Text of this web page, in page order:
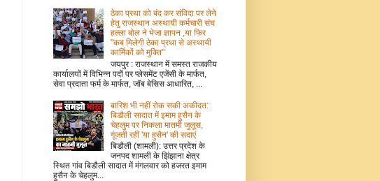
ठेका प्रथा को बंद कर संविदा पर लेने
हेतु राजस्थान अस्थायी कर्मचारी संघ
हल्ला बोल ने भेजा ज्ञापन ,या फिर
"कब मिलेगी ठेका प्रथा से अस्थायी
कार्मिकों को मुक्ति"
जयपुर : राजस्थान में समस्त राजकीय
कार्यालयों में विभिन्न पदों पर प्लेसमेंट एजेंसी के मार्फत,
सेवा प्रदाता फर्म के मार्फत, जॉब बेसिस आधारित, ...
बारिश भी नहीं रोक सकी अकीदत:
बिडौली सादात में इमाम हुसैन के
चेहलुम पर निकला मातमी जुलूस,
गूंजती रहीं 'या हुसैन' की सदाएं
बिडौली (शामली): उत्तर प्रदेश के
जनपद शामली के झिंझाना क्षेत्र
स्थित गांव बिडौली सादात में मंगलवार को हजरत इमाम
हुसैन के चेहलुम...